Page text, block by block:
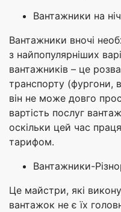
Вантажники на
Вантажники вночі
з найпопулярніших
вантажників – це
транспорту (фургони,
він не може довго
вартість послуг
оскільки цей час
тарифом.
Вантажники-
Це майстри, які
вантажок не є їх